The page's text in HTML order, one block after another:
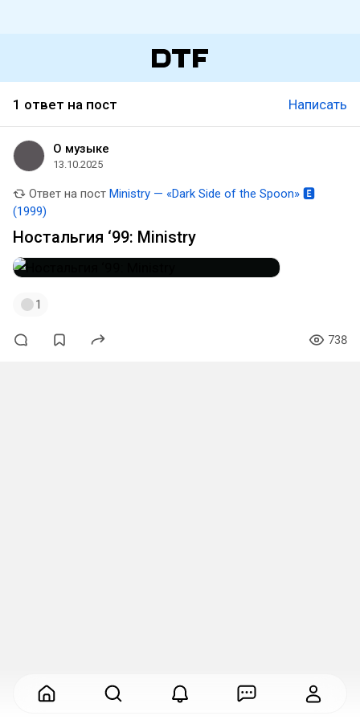
1 ответ на пост Написать
О музыке
13.10.2025
Ответ на пост Ministry — «Dark Side of the Spoon» 🅴
(1999)
Ностальгия ‘99: Ministry
1
738